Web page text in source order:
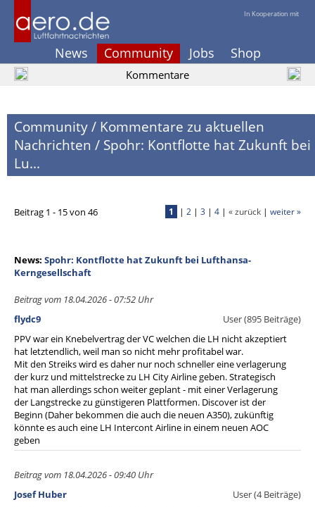
In Kooperation mit
News Community Jobs Shop
Kommentare
Community/ Kommentare zu aktuellen
Nachrichten / Spohr: Kontflotte hat Zukunft bei
Lu...
Beitrag 1 - 15 von 46 1 | 2 | 3 | 4 | « zurück | weiter »
News: Spohr: Kontflotte hat Zukunft bei Lufthansa-
Kerngesellschaft
Beitrag vom 18.04.2026 - 07:52 Uhr
flydc9
User (895 Beiträge)
PPV war ein Knebelvertrag der VC welchen die LH nicht akzeptiert
hat letztendlich, weil man so nicht mehr profitabel war.
Mit den Streiks wird es daher nur noch schneller eine verlagerung
der kurz und mittelstrecke zu LH City Airline geben. Strategisch
hat man allerdings schon weiter geplant - mit einer Verlagerung
der Langstrecke zu günstigeren Plattformen. Discover ist der
Beginn (Daher bekommen die auch die neuen A350), zukünftig
könnte es auch eine LH Intercont Airline in einem neuen AOC
geben
Beitrag vom 18.04.2026 - 09:40 Uhr
Josef Huber
User (4 Beiträge)